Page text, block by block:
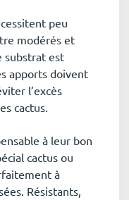
peu
modérés et
substrat est
apports doivent
l’excès
cactus.
à leur bon
cactus ou
à
Résistants,